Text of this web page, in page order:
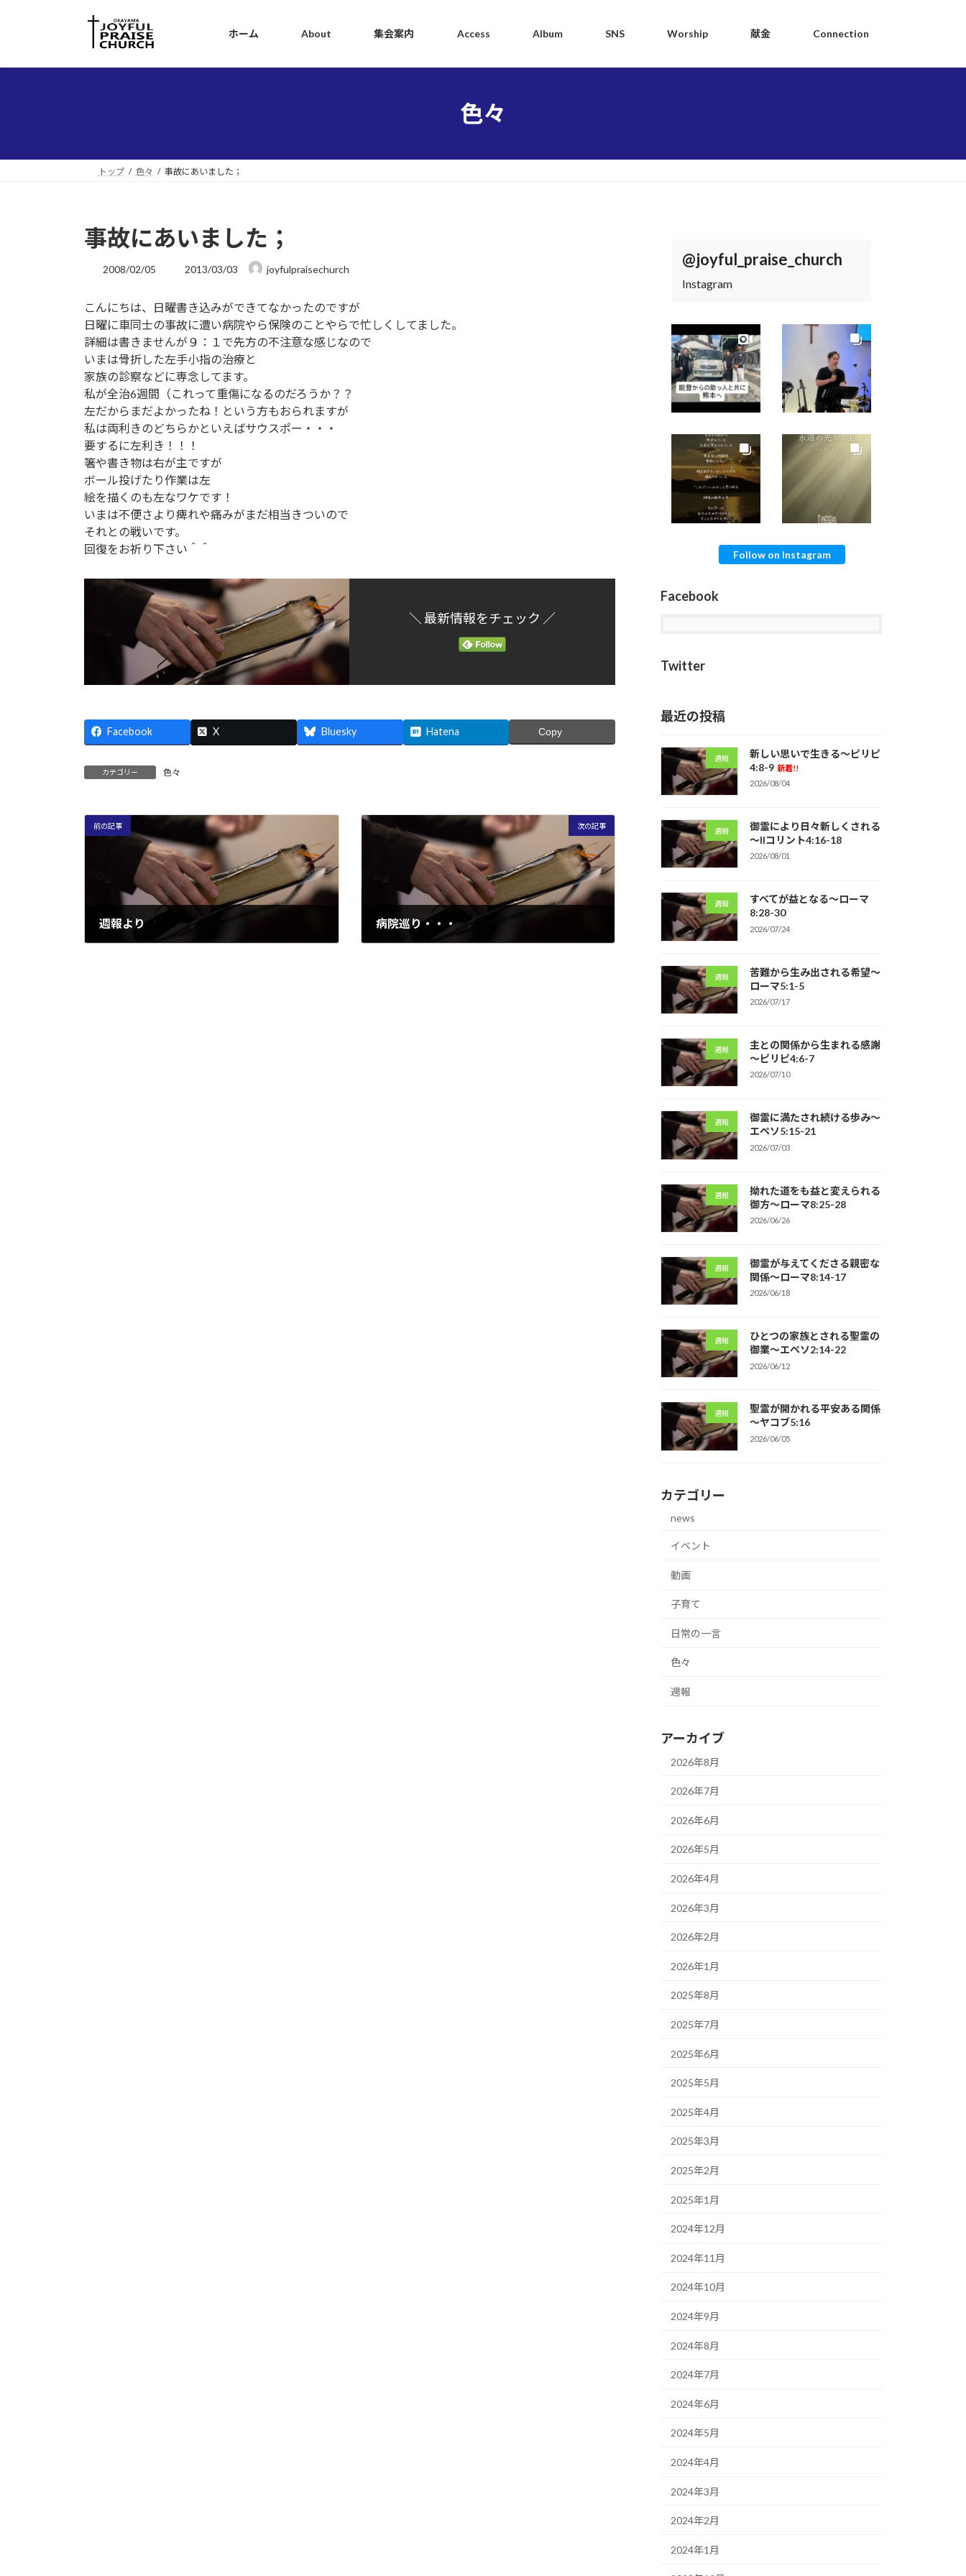
プ
動
ホーム About 集会案内 Access Album SNS Worship 献金 Connection
色々
トップ 色々 事故にあいました；
事故にあいました；
2008/02/05
最
新
日
時
:
2013/03/03 joyfulpraisechurch
こんにちは、日曜書き込みができてなかったのですが
日曜に車同士の事故に遭い病院やら保険のことやらで忙しくしてました。
詳細は書きませんが９：１で先方の不注意な感じなので
いまは骨折した左手小指の治療と
家族の診察などに専念してます。
私が全治6週間（これって重傷になるのだろうか？？
左だからまだよかったね！という方もおられますが
私は両利きのどちらかといえばサウスポー・・・
要するに左利き！！！
箸や書き物は右が主ですが
ボール投げたり作業は左
絵を描くのも左なワケです！
いまは不便さより痺れや痛みがまだ相当きついので
それとの戦いです。
回復をお祈り下さい＾＾
＼ 最新情報をチェック ／
Facebook X Bluesky Hatena Copy
カテゴリー 色々
前の記事
週報より
次の記事
病院巡り・・・
@joyful_praise_church
Instagram
Follow on Instagram
Facebook
Twitter
最近の投稿
週報
新しい思いで生きる～ピリピ
4:8-9 新着!!
2026/08/04
週報
御霊により日々新しくされる
～IIコリント4:16-18
2026/08/01
週報
すべてが益となる～ローマ
8:28-30
2026/07/24
週報
苦難から生み出される希望～
ローマ5:1-5
2026/07/17
週報
主との関係から生まれる感謝
～ピリピ4:6-7
2026/07/10
週報
御霊に満たされ続ける歩み～
エペソ5:15-21
2026/07/03
週報
拗れた道をも益と変えられる
御方～ローマ8:25-28
2026/06/26
週報
御霊が与えてくださる親密な
関係～ローマ8:14-17
2026/06/18
週報
ひとつの家族とされる聖霊の
御業～エペソ2:14-22
2026/06/12
週報
聖霊が開かれる平安ある関係
～ヤコブ5:16
2026/06/05
カテゴリー
news
イベント
動画
子育て
日常の一言
色々
週報
アーカイブ
2026年8月
2026年7月
2026年6月
2026年5月
2026年4月
2026年3月
2026年2月
2026年1月
2025年8月
2025年7月
2025年6月
2025年5月
2025年4月
2025年3月
2025年2月
2025年1月
2024年12月
2024年11月
2024年10月
2024年9月
2024年8月
2024年7月
2024年6月
2024年5月
2024年4月
2024年3月
2024年2月
2024年1月